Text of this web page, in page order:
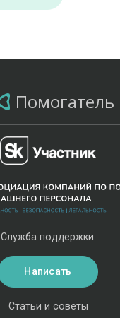
Помогатель
Статьи и советы
Служба поддержки:
Написать